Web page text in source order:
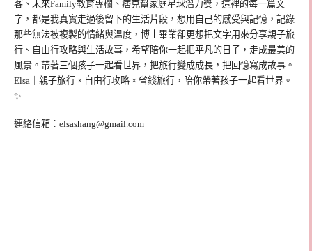
客、未來Family教育專欄、痞克幫家庭星球潛力獎，這裡的每一篇文
字，都是我真實走過後留下的生活片段，想用自己的感受與記憶，記錄
那些無法被複製的情緒與溫度，博士畢業卻更想把文字用來分享親子旅
行、自由行攻略與生活故事，希望陪你一起把平凡的日子，走成最美的
風景。帶著三個孩子一起看世界，把旅行變成成長，把回憶寫成故事。
Elsa｜親子旅行 × 自由行攻略 × 省錢旅行，陪你帶著孩子一起看世界。
✨
連絡信箱： elsashang@gmail.com